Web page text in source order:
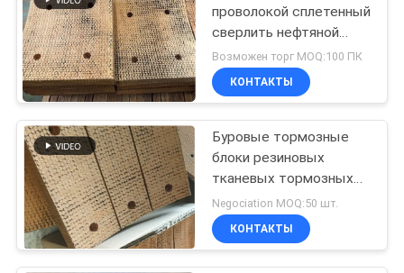
КАРТА
САЙТА
PRIVACY
POLICY
проволокой сплетенный
сверлить нефтяной
скважины блока
тормоза
Возможен торг MOQ:100 ПК
КОНТАКТЫ
Буровые тормозные
блоки резиновых
тканевых тормозных
блоков для тормозов с
приводом на столбики
Negociation MOQ:50 шт.
КОНТАКТЫ